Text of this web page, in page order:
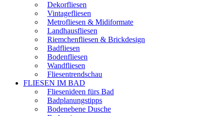
Dekorfliesen
Vintagefliesen
Metrofliesen & Midiformate
Landhausfliesen
Riemchenfliesen & Brickdesign
Badfliesen
Bodenfliesen
Wandfliesen
Fliesentrendschau
FLIESEN IM BAD
Fliesenideen fürs Bad
Badplanungstipps
Bodenebene Dusche